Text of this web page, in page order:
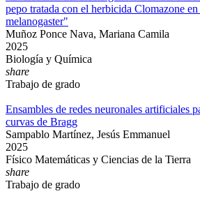
pepo tratada con el herbicida Clomazone
melanogaster"
Muñoz Ponce Nava, Mariana Camila
2025
Biología y Química
share
Trabajo de grado
Ensambles de redes neuronales artificiales
curvas de Bragg
Sampablo Martínez, Jesús Emmanuel
2025
Físico Matemáticas y Ciencias de la Tierra
share
Trabajo de grado